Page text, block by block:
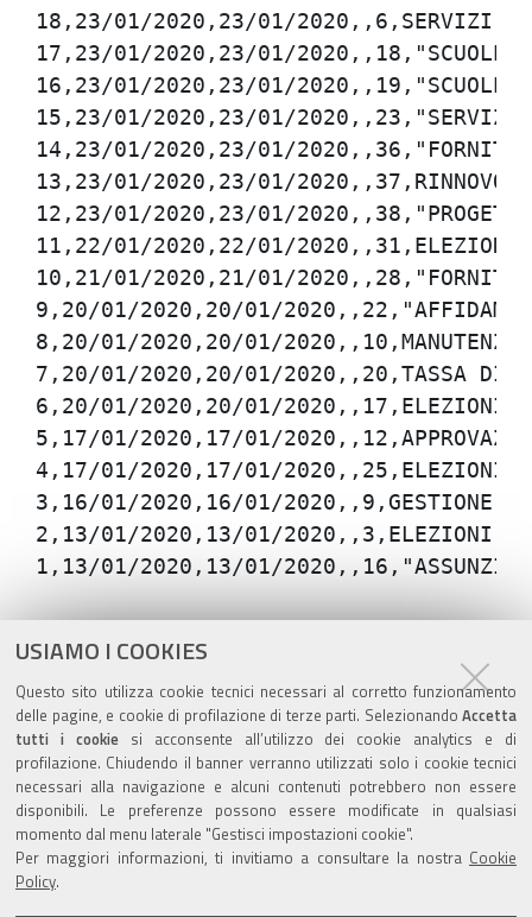
USIAMO I COOKIES
Questo sito utilizza cookie tecnici necessari al corretto funzionamento
delle pagine, e cookie di profilazione di terze parti. Selezionando Accetta
tutti i cookiesi acconsente all’utilizzo dei cookie analytics e di
profilazione. Chiudendo il banner verranno utilizzati solo i cookie tecnici
necessari alla navigazione e alcuni contenuti potrebbero non essere
disponibili. Le preferenze possono essere modificate in qualsiasi
momento dal menu laterale "Gestisci impostazioni cookie".
Per maggiori informazioni, ti invitiamo a consultare la nostra Cookie
Policy.
sul
documento
ultima modifica 22/07/2020
Valuta questo sito